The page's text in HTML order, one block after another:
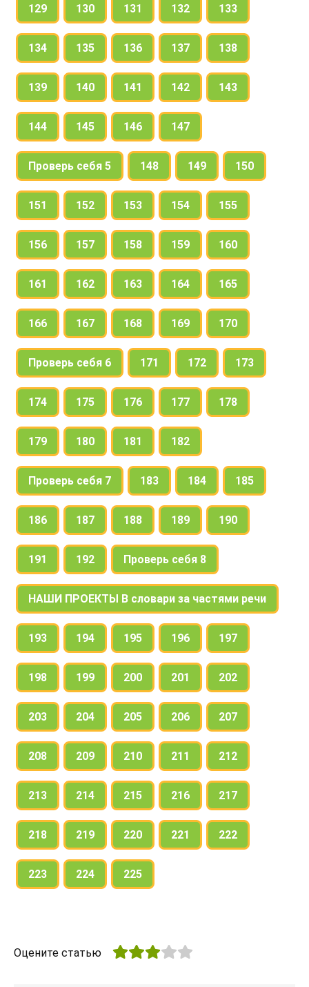
129 130 131 132 133
134 135 136 137 138
139 140 141 142 143
144 145 146 147
Проверь себя 5 148 149 150
151 152 153 154 155
156 157 158 159 160
161 162 163 164 165
166 167 168 169 170
Проверь себя 6 171 172 173
174 175 176 177 178
179 180 181 182
Проверь себя 7 183 184 185
186 187 188 189 190
191 192 Проверь себя 8
НАШИ ПРОЕКТЫ В словари за частями речи
193 194 195 196 197
198 199 200 201 202
203 204 205 206 207
208 209 210 211 212
213 214 215 216 217
218 219 220 221 222
223 224 225
Оцените статью